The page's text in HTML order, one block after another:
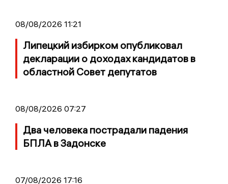
08/08/2026 11:21
Липецкий избирком опубликовал
декларации о доходах кандидатов в
областной Совет депутатов
08/08/2026 07:27
Два человека пострадали падения
БПЛА в Задонске
07/08/2026 17:16